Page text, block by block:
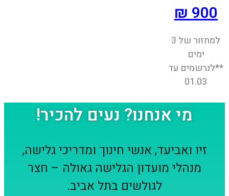
900 ₪
למחזור של 3
ימים
**לנרשמים עד
01.03
מי אנחנו? נעים להכיר!
זיו ואביעד, אנשי חינוך ומדריכי גלישה,
מנהלי מועדון הגלישה גאולה – חצר
לגולשים בתל אביב.